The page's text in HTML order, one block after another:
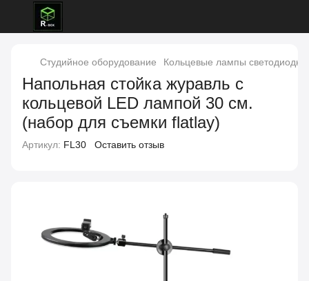
Студийное оборудование Кольцевые лампы
Напольная стойка журавль с
кольцевой LED лампой 30 см.
(набор для съемки flatlay)
Артикул: FL30 Оставить отзыв